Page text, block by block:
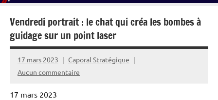
Vendredi portrait : le chat qui créa les bombes à
guidage sur un point laser
17 mars 2023
Caporal Stratégique
Aucun commentaire
17 mars 2023